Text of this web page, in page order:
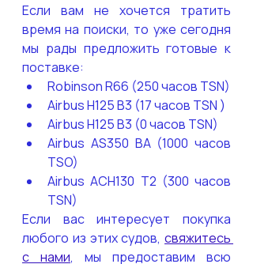
Если вам не хочется тратить
время на поиски, то уже сегодня
мы рады предложить готовые к
поставке:
Robinson R66 (250 часов TSN)
Airbus H125 B3 (17 часов TSN )
Airbus H125 B3 (0 часов TSN)
Airbus AS350 BA (1000 часов
TSO)
Airbus ACH130 T2 (300 часов
TSN)
Если вас интересует покупка
любого из этих судов, свяжитесь
с нами, мы предоставим всю